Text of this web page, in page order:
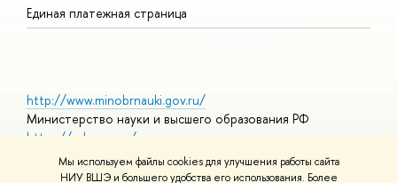
Мы используем файлы cookies для улучшения работы сайта
НИУ ВШЭ и большего удобства его использования. Более
Единая платежная страница
http://www.minobrnauki.gov.ru/
Министерство науки и высшего образования РФ
https://edu.gov.ru/
Министерство просвещения РФ
https://elearning.hse.ru/mooc